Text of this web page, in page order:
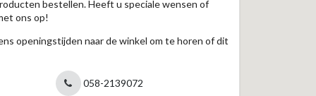
bestellen. Heeft u speciale wensen of
ons op!
openingstijden naar de winkel om te horen of dit
058-2139072